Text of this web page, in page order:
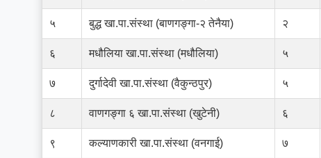
५ बुद्ध खा.पा.संस्था (बाणगङ्गा-२ तेनैया) २
६ मधौलिया खा.पा.संस्था (मधौलिया) ५
७ दुर्गादेवी खा.पा.संस्था (वैकुन्ठपुर) ५
८ वाणगङ्गा ६ खा.पा.संस्था (खुटेनी) ६
९ कल्याणकारी खा.पा.संस्था (वनगाई) ७